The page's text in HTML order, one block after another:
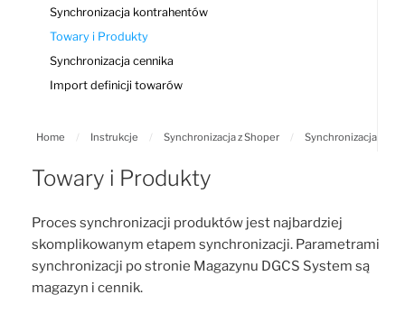
Synchronizacja kontrahentów
Towary i Produkty
Synchronizacja cennika
Import definicji towarów
Home / Instrukcje / Synchronizacja z Shoper / Synchronizacja
Towary i Produkty
Proces synchronizacji produktów jest najbardziej
skomplikowanym etapem synchronizacji. Parametrami
synchronizacji po stronie Magazynu DGCS System są
magazyn i cennik.